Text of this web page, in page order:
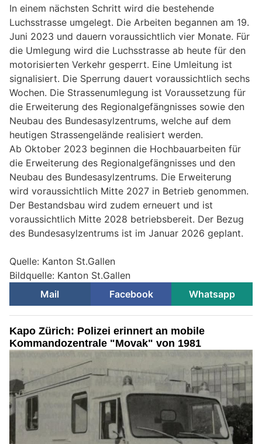
In einem nächsten Schritt wird die bestehende
Luchsstrasse umgelegt. Die Arbeiten begannen am 19.
Juni 2023 und dauern voraussichtlich vier Monate. Für
die Umlegung wird die Luchsstrasse ab heute für den
motorisierten Verkehr gesperrt. Eine Umleitung ist
signalisiert. Die Sperrung dauert voraussichtlich sechs
Wochen. Die Strassenumlegung ist Voraussetzung für
die Erweiterung des Regionalgefängnisses sowie den
Neubau des Bundesasylzentrums, welche auf dem
heutigen Strassengelände realisiert werden.
Ab Oktober 2023 beginnen die Hochbauarbeiten für
die Erweiterung des Regionalgefängnisses und den
Neubau des Bundesasylzentrums. Die Erweiterung
wird voraussichtlich Mitte 2027 in Betrieb genommen.
Der Bestandsbau wird zudem erneuert und ist
voraussichtlich Mitte 2028 betriebsbereit. Der Bezug
des Bundesasylzentrums ist im Januar 2026 geplant.
Quelle: Kanton St.Gallen
Bildquelle: Kanton St.Gallen
Mail
Facebook Whatsapp
Kapo Zürich: Polizei erinnert an mobile
Kommandozentrale "Movak" von 1981